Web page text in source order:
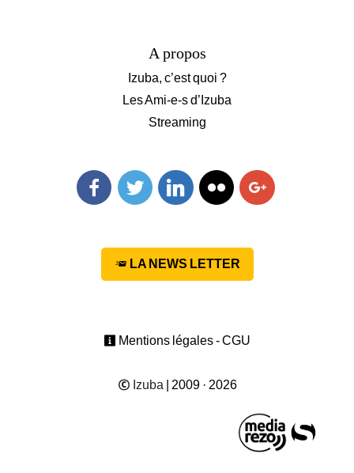
A propos
Izuba, c’est quoi ?
Les Ami-e-s d’Izuba
Streaming
LA NEWS LETTER
Mentions légales - CGU
Izuba| 2009 · 2026